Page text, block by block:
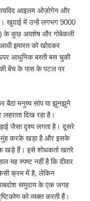
आइलम ओज़ोगेन और
खुदाई में उन्हें लगभग 9000
के कुछ अवशेष और गोबेकली
इमारत को खोदकर
आधुनिक बस्ती बस चुकी
बेंच के पास के पटल पर
बैठा मनुष्य सांप या झुनझुने
दिख रहा है।
जैसा दृश्य लगता है। दूसरे
मुंह करके खड़ा है और इसके
खड़े हैं। इसे शोधकर्ता खतरे
यह स्पष्ट नहीं है कि दीवार
क्रम में है, लेकिन
समुदाय के एक जगह
को व्यक्त करती हैं।